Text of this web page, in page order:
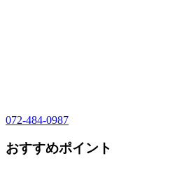
072-484-0987
おすすめポイント